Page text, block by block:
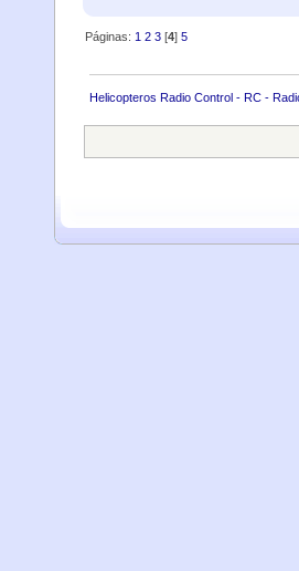
Páginas: 1 2 3 [4]5
Helicopteros Radio Control - RC -